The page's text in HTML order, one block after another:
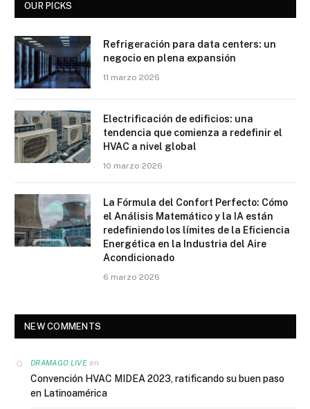
OUR PICKS
Refrigeración para data centers: un
negocio en plena expansión
11 marzo 2026
Electrificación de edificios: una
tendencia que comienza a redefinir el
HVAC a nivel global
10 marzo 2026
La Fórmula del Confort Perfecto: Cómo
el Análisis Matemático y la IA están
redefiniendo los límites de la Eficiencia
Energética en la Industria del Aire
Acondicionado
6 marzo 2026
NEW COMMENTS
DRAMAGO.LIVEen
Convención HVAC MIDEA 2023, ratificando su buen paso
en Latinoamérica